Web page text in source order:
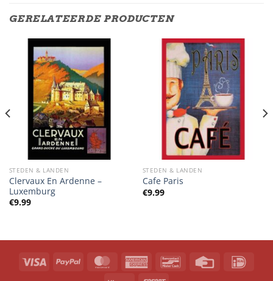
GERELATEERDE PRODUCTEN
STEDEN & LANDEN
Clervaux En Ardenne –
Luxemburg
€9.99
STEDEN & LANDEN
Cafe Paris
€9.99